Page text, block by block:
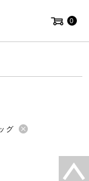
0
グ